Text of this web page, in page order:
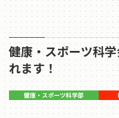
健康・スポーツ科
れます！